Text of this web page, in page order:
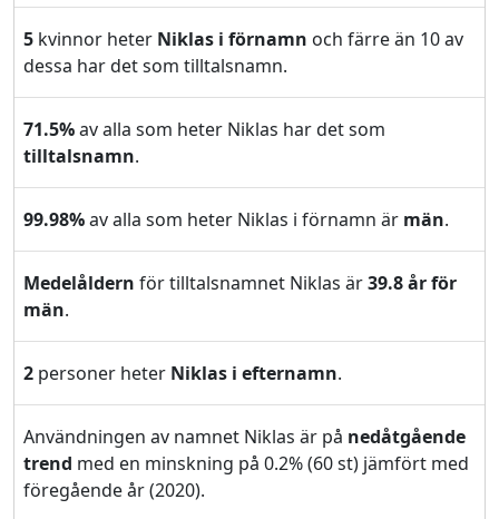
5 kvinnor heter Niklas i förnamn och färre än 10 av
dessa har det som tilltalsnamn.
71.5%av alla som heter Niklas har det som
tilltalsnamn.
99.98%av alla som heter Niklas i förnamn är män.
Medelåldern för tilltalsnamnet Niklas är39.8 år för
män.
2 personer heter Niklas i efternamn.
Användningen av namnet Niklas är på nedåtgående
trend med en minskning på 0.2% (60 st) jämfört med
föregående år (2020).